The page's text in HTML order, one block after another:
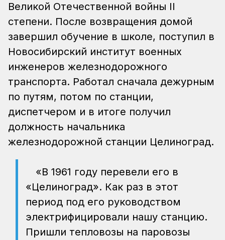
Великой Отечественной войны II
степени. После возвращения домой
завершил обучение в школе, поступил в
Новосибирский институт военных
инженеров железнодорожного
транспорта. Работал сначала дежурным
по путям, потом по станции,
диспетчером и в итоге получил
должность начальника
железнодорожной станции Целиноград.
«В 1961 году перевели его в
«Целиноград». Как раз в этот
период под его руководством
электрифицировали нашу станцию.
Пришли тепловозы на паровозы